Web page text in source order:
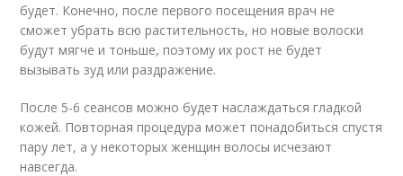
будет. Конечно, после первого посещения врач не
сможет убрать всю растительность, но новые волоски
будут мягче и тоньше, поэтому их рост не будет
вызывать зуд или раздражение.
После 5-6 сеансов можно будет наслаждаться гладкой
кожей. Повторная процедура может понадобиться спустя
пару лет, а у некоторых женщин волосы исчезают
навсегда.